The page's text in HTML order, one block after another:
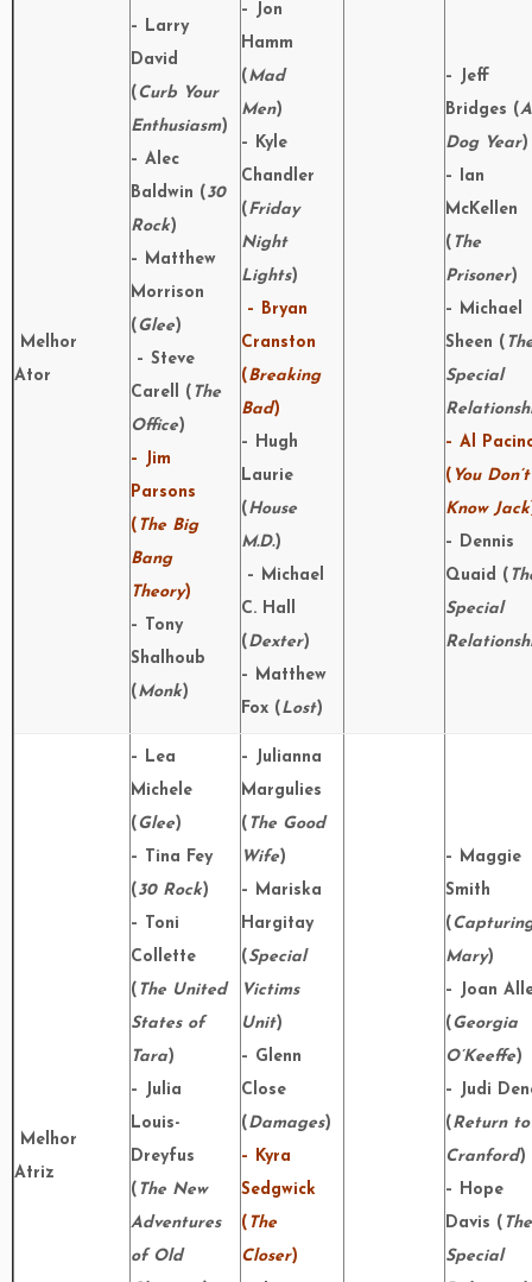
Melhor
Ator
– Larry
David
(Curb Your
Enthusiasm)
– Alec
Baldwin (30
Rock)
– Matthew
Morrison
(Glee)
– Steve
Carell ( The
Office)
– Jim
Parsons
( The Big
Bang
Theory)
– Tony
Shalhoub
(Monk)
– Jon
Hamm
(Mad
Men)
– Kyle
Chandler
(Friday
Night
Lights)
– Bryan
Cranston
(Breaking
Bad)
– Hugh
Laurie
(House
M.D.)
– Michael
C. Hall
(Dexter)
– Matthew
Fox (Lost)
– Jeff
Bridges (A
Dog Year)
– Ian
McKellen
( The
Prisoner)
– Michael
Sheen (
Special
– Al
( You Don’t
Know Jack
– Dennis
Quaid (
Special
Melhor
Atriz
– Lea
Michele
(Glee)
– Tina Fey
(30 Rock)
– Toni
Collette
( The United
States of
Tara)
– Julia
Louis-
Dreyfus
( The New
Adventures
of Old
– Julianna
Margulies
( The Good
Wife)
– Mariska
Hargitay
(Special
Victims
Unit)
– Glenn
Close
(Damages)
– Kyra
Sedgwick
( The
Closer)
– Maggie
Smith
(
Mary)
– Joan
(Georgia
O’Keeffe)
– Judi
(Return to
Cranford)
– Hope
Davis ( The
Special